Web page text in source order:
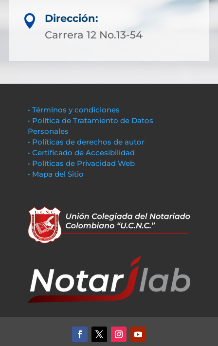

Dirección:
Carrera 12 No.13-54
• Términos y condiciones
• Política de Tratamiento de Datos
Personales
• Políticas de derechos de autor
• Certificado de Accesibilidad
• Políticas de Privacidad Web
• Mapa del Sitio